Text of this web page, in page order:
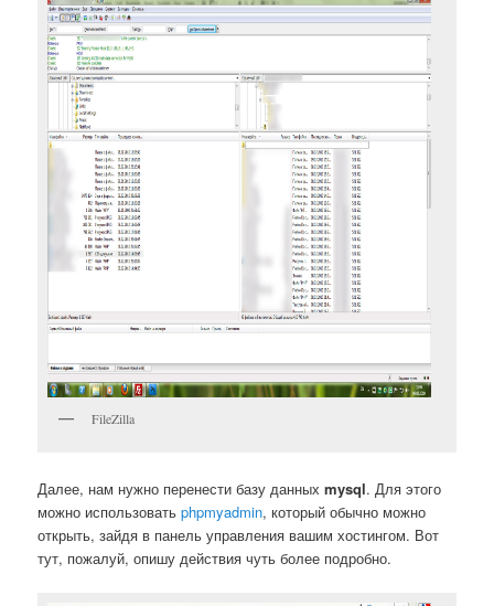
FileZilla
Далее, нам нужно перенести базу данныхmysql. Для этого
можно использоватьphpmyadmin, который обычно можно
открыть, зайдя в панель управления вашим хостингом. Вот
тут, пожалуй, опишу действия чуть более подробно.